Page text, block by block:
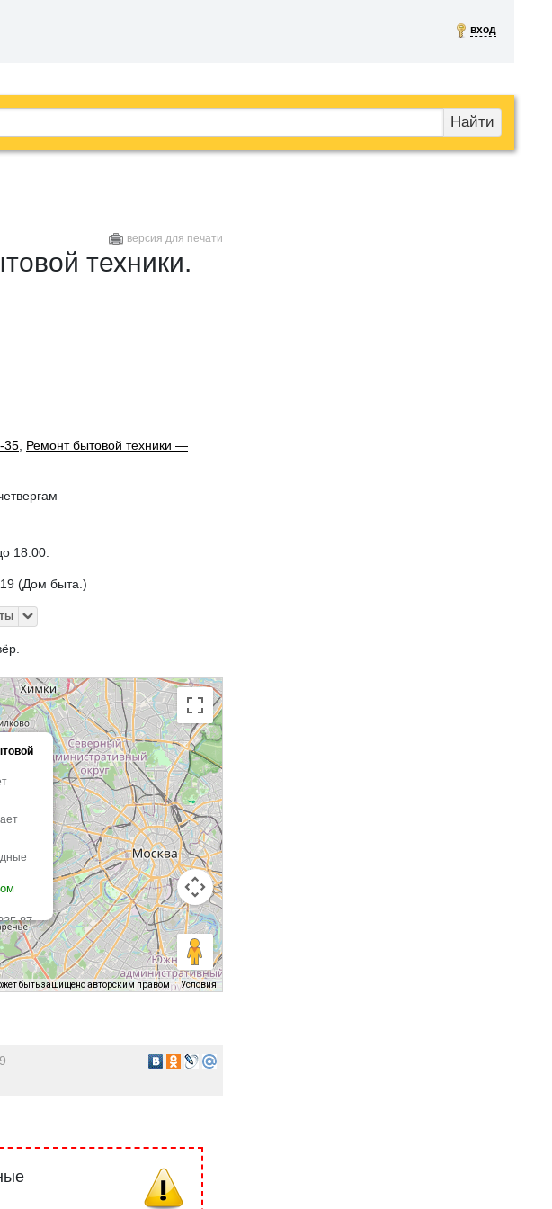
вход
Найти
версия для печати
техники.
35 Ремонт бытовой техники —
18.00.
(Дом быта.)
87-
по
до
быть защищено авторским правом Условия